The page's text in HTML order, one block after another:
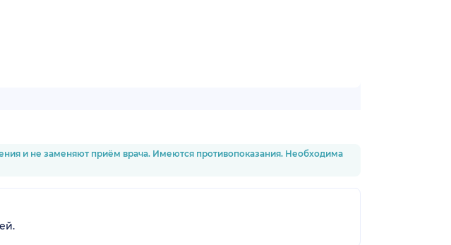
и не заменяют приём врача. Имеются противопоказания. Необходима